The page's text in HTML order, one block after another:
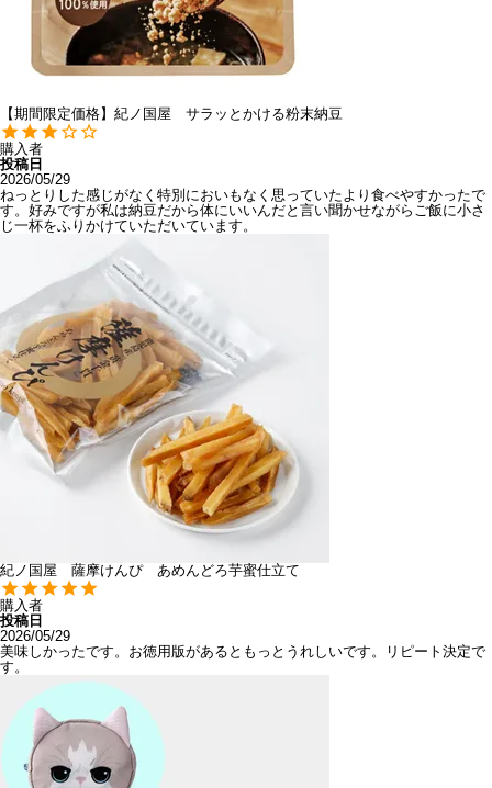
【期間限定価格】紀ノ国屋 サラッとかける粉末納豆
購入者
投稿日
2026/05/29
ねっとりした感じがなく特別においもなく思っていたより食べやすかったで
す。好みですが私は納豆だから体にいいんだと言い聞かせながらご飯に小さ
じ一杯をふりかけていただいています。
紀ノ国屋 薩摩けんぴ あめんどろ芋蜜仕立て
購入者
投稿日
2026/05/29
美味しかったです。お徳用版があるともっとうれしいです。リピート決定で
す。